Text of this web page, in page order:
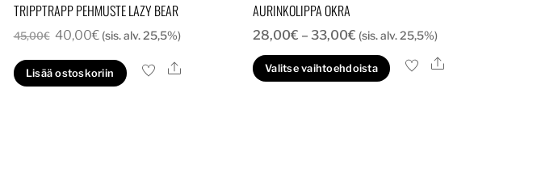
TRIPPTRAPP PEHMUSTE LAZY BEAR
45,00€ Alkuperäinen
hinta
oli:
40,00€Nykyinen
hinta
on:
(sis. alv. 25,5%)
Lisää ostoskoriin Ale
AURINKOLIPPA OKRA
28,00€ – 33,00€Hintaluokka:
28,00€
-
(sis. alv. 25,5%)
Valitse vaihtoehdoista
Tällä
Ale